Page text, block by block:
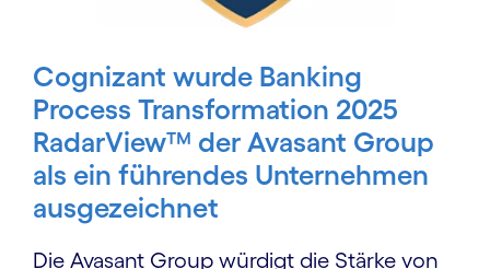
Cognizant wurde Banking
Process Transformation 2025
RadarView™ der Avasant Group
als ein führendes Unternehmen
ausgezeichnet
Die Avasant Group würdigt die Stärke von